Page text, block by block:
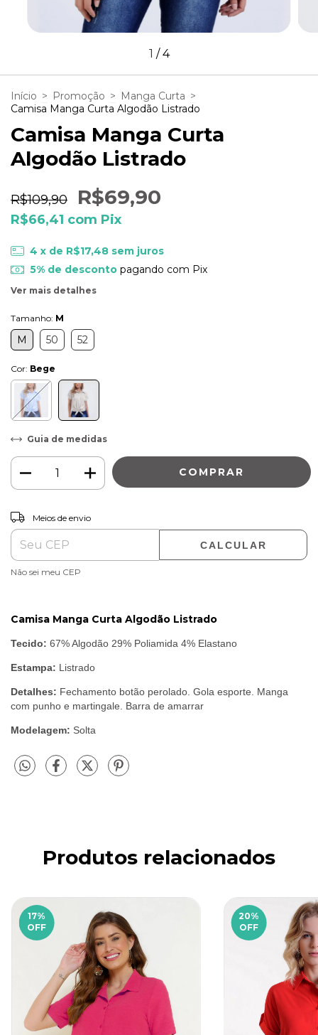
1 /4
Início > Promoção > Manga Curta >
Camisa Manga Curta Algodão Listrado
Camisa Manga Curta
Algodão Listrado
R$109,90 R$69,90
R$66,41 com Pix
4 x de R$17,48 sem juros
5% de descontopagando com Pix
Ver mais detalhes
Tamanho: M
M 50 52
Cor: Bege
Guia de medidas
Entregas para o CEP:
Meios de envio
CALCULAR
Não sei meu CEP
Camisa Manga Curta Algodão Listrado
Tecido: 67% Algodão 29% Poliamida 4% Elastano
Estampa: Listrado
Detalhes: Fechamento botão perolado. Gola esporte. Manga
com punho e martingale. Barra de amarrar
Modelagem: Solta
Produtos relacionados
17%
OFF
20%
OFF